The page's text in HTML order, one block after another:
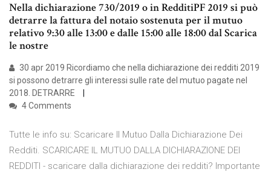
Nella dichiarazione 730/2019 o in RedditiPF 2019 si può
detrarre la fattura del notaio sostenuta per il mutuo
relativo 9:30 alle 13:00 e dalle 15:00 alle 18:00 dal Scarica
le nostre
30 apr 2019 Ricordiamo che nella dichiarazione dei redditi 2019
si possono detrarre gli interessi sulle rate del mutuo pagate nel
2018. DETRARRE
4 Comments
Tutte le info su: Scaricare Il Mutuo Dalla Dichiarazione Dei
Redditi. SCARICARE IL MUTUO DALLA DICHIARAZIONE DEI
REDDITI - scaricare dalla dichiarazione dei redditi? Importante